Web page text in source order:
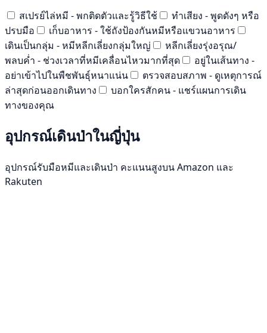
สเปรย์ไล่หมี - พกติดตัวและรู้วิธีใช้
ทำเสียง - พูดดังๆ หรือ
ปรบมือ
เก็บอาหาร - ใช้ถังป้องกันหมีหรือแขวนอาหาร
เดินเป็นกลุ่ม - หมีหลีกเลี่ยงกลุ่มใหญ่
หลีกเลี่ยงรุ่งอรุณ/
พลบค่ำ - ช่วงเวลาที่หมีเคลื่อนไหวมากที่สุด
อยู่ในเส้นทาง -
อย่าเข้าไปในพืชพันธุ์หนาแน่น
ตรวจสอบสภาพ - ดูเหตุการณ์
ล่าสุดก่อนออกเดินทาง
บอกใครสักคน - แชร์แผนการเดิน
ทางของคุณ
อุปกรณ์เดินป่าในญี่ปุ่น
อุปกรณ์รับมือหมีและเดินป่า คะแนนสูงบน Amazon และ
Rakuten